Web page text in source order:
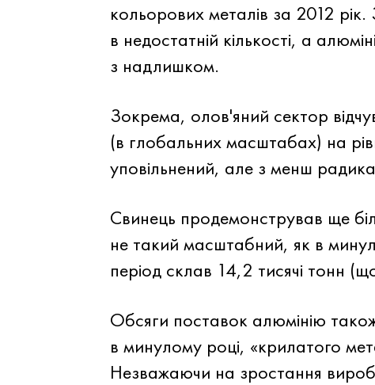
кольорових металів за 2012
в недостатній кількості, а
з надлишком.
Зокрема, олов'яний сектор
(в глобальних масштабах) на
уповільнений, але з менш
Свинець продемонстрував ще
не такий масштабний, як в
період склав 14,2 тисячі тонн
Обсяги поставок алюмінію
в минулому році, «крилатого
Незважаючи на зростання